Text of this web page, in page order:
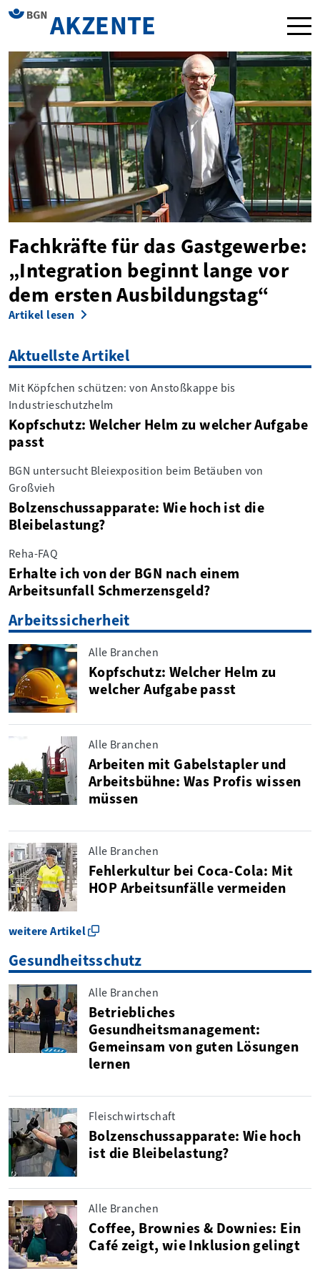
Das BGN Webmagazin
AKZENTE
Fachkräfte für das Gastgewerbe:
„Integration beginnt lange vor
dem ersten Ausbildungstag“
Artikel lesen
Aktuellste Artikel
Mit Köpfchen schützen: von Anstoßkappe bis
Industrieschutzhelm
Kopfschutz: Welcher Helm zu welcher Aufgabe
passt
BGN untersucht Bleiexposition beim Betäuben von
Großvieh
Bolzenschussapparate: Wie hoch ist die
Bleibelastung?
Reha-FAQ
Erhalte ich von der BGN nach einem
Arbeitsunfall Schmerzensgeld?
Arbeitssicherheit
Alle Branchen
Kopfschutz: Welcher Helm zu
welcher Aufgabe passt
Alle Branchen
Arbeiten mit Gabelstapler und
Arbeitsbühne: Was Profis wissen
müssen
Alle Branchen
Fehlerkultur bei Coca-Cola: Mit
HOP Arbeitsunfälle vermeiden
weitere Artikel
Gesundheitsschutz
Alle Branchen
Betriebliches
Gesundheitsmanagement:
Gemeinsam von guten Lösungen
lernen
Fleischwirtschaft
Bolzenschussapparate: Wie hoch
ist die Bleibelastung?
Alle Branchen
Coffee, Brownies & Downies: Ein
Café zeigt, wie Inklusion gelingt